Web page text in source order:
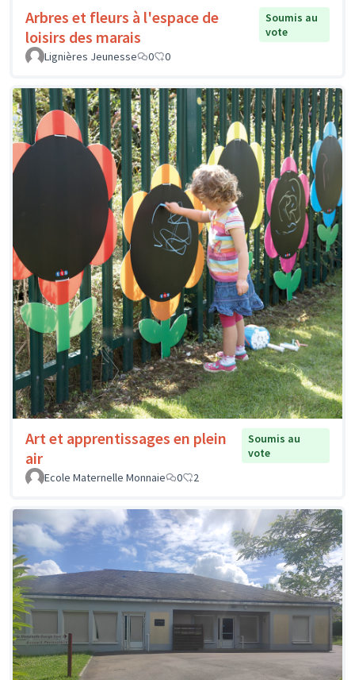
Arbres et fleurs à l'espace de
loisirs des marais
Soumis au
vote
Lignières Jeunesse
0 0
Art et apprentissages en plein
air
Soumis au
vote
Ecole Maternelle Monnaie
0 2